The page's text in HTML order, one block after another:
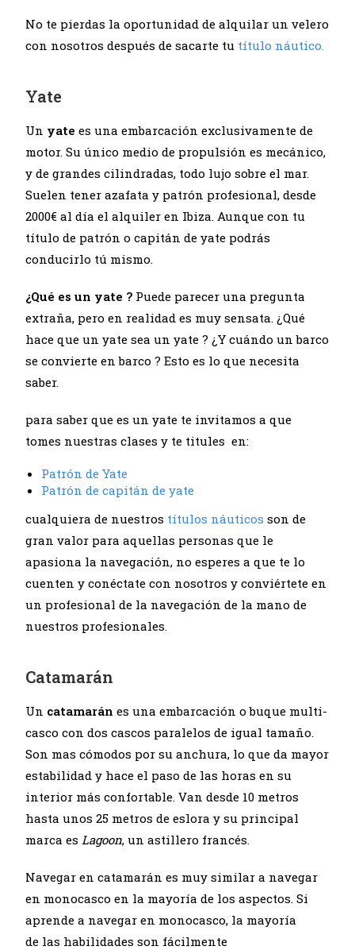
No te pierdas la oportunidad de alquilar un velero
con nosotros después de sacarte tu título náutico.
Yate
Un yate es una embarcación exclusivamente de
motor. Su único medio de propulsión es mecánico,
y de grandes cilindradas, todo lujo sobre el mar.
Suelen tener azafata y patrón profesional, desde
2000€ al día el alquiler en Ibiza. Aunque con tu
título de patrón o capitán de yate podrás
conducirlo tú mismo.
¿Qué es un yate ? Puede parecer una pregunta
extraña, pero en realidad es muy sensata. ¿Qué
hace que un yate sea un yate ? ¿Y cuándo un barco
se convierte en barco ? Esto es lo que necesita
saber.
para saber que es un yate te invitamos a que
tomes nuestras clases y te titules en:
Patrón de Yate
Patrón de capitán de yate
cualquiera de nuestros títulos náuticosson de
gran valor para aquellas personas que le
apasiona la navegación, no esperes a que te lo
cuenten y conéctate con nosotros y conviértete en
un profesional de la navegación de la mano de
nuestros profesionales.
Catamarán
Un catamarán es una embarcación o buque multi-
casco con dos cascos paralelos de igual tamaño.
Son mas cómodos por su anchura, lo que da mayor
estabilidad y hace el paso de las horas en su
interior más confortable. Van desde 10 metros
hasta unos 25 metros de eslora y su principal
marca esLagoon, un astillero francés.
Navegar en catamarán es muy similar a navegar
en monocasco en la mayoría de los aspectos. Si
aprende a navegar en monocasco, la mayoría
de las habilidades son fácilmente